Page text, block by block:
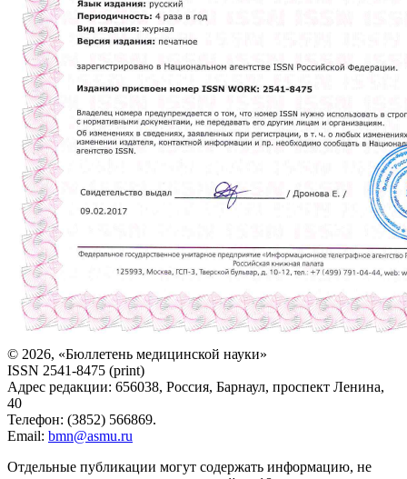
© 2026, «Бюллетень медицинской науки»
ISSN 2541-8475 (print)
Адрес редакции: 656038, Россия, Барнаул, проспект Ленина,
40
Телефон: (3852) 566869.
Email: bmn@asmu.ru
Отдельные публикации могут содержать информацию, не